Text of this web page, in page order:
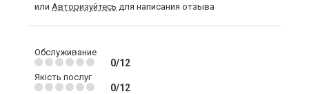
или Авторизуйтесь для написания отзыва
Обслуживание
0/12
Якість послуг
0/12